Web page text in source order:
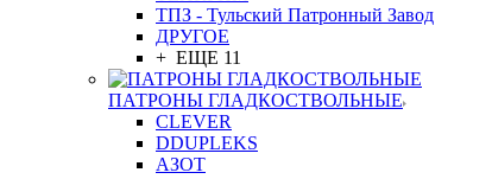
ТПЗ - Тульский Патронный Завод
ДРУГОЕ
+ ЕЩЕ 11
ПАТРОНЫ ГЛАДКОСТВОЛЬНЫЕ
CLEVER
DDUPLEKS
АЗОТ